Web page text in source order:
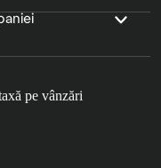
pe vânzări